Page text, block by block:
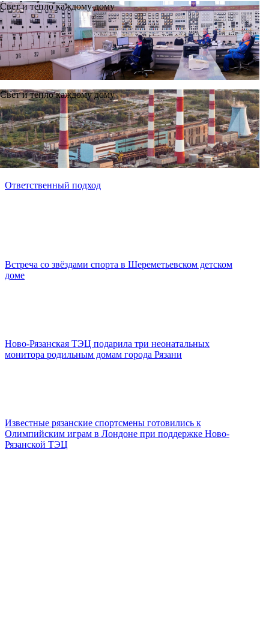
Свет и тепло каждому дому
Свет и тепло каждому дому
Благотворительная акция «Экспедиция»
Ближе к небу
Ответственный подход
Встреча со звёздами спорта в Шереметьевском детском
доме
Ново-Рязанская ТЭЦ подарила три неонатальных
монитора родильным домам города Рязани
Известные рязанские спортсмены готовились к
Олимпийским играм в Лондоне при поддержке Ново-
Рязанской ТЭЦ